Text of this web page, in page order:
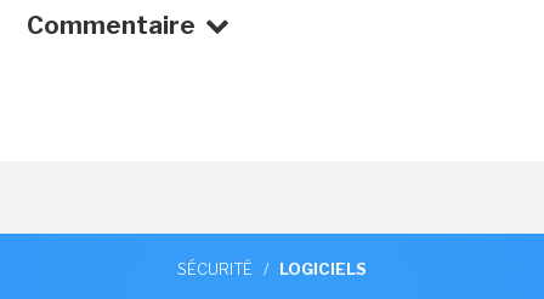
Commentaire
SÉCURITÉ / LOGICIELS